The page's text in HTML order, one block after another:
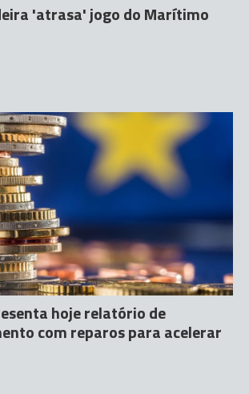
'atrasa' jogo do Marítimo
hoje relatório de
com reparos para acelerar